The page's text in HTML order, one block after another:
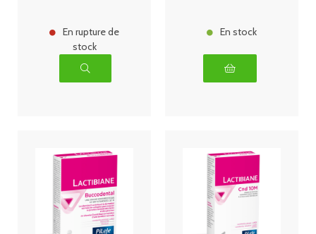
En rupture de
stock
En stock